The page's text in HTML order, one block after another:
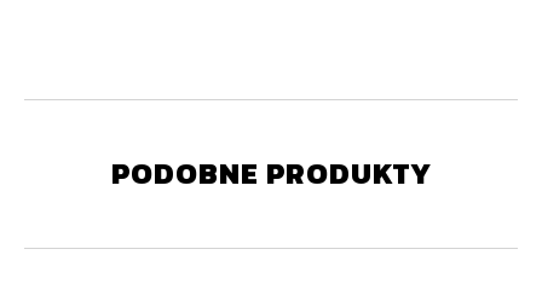
PODOBNE PRODUKTY